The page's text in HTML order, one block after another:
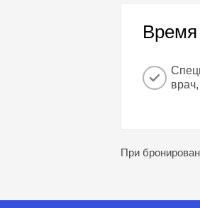
Время
врач,
При